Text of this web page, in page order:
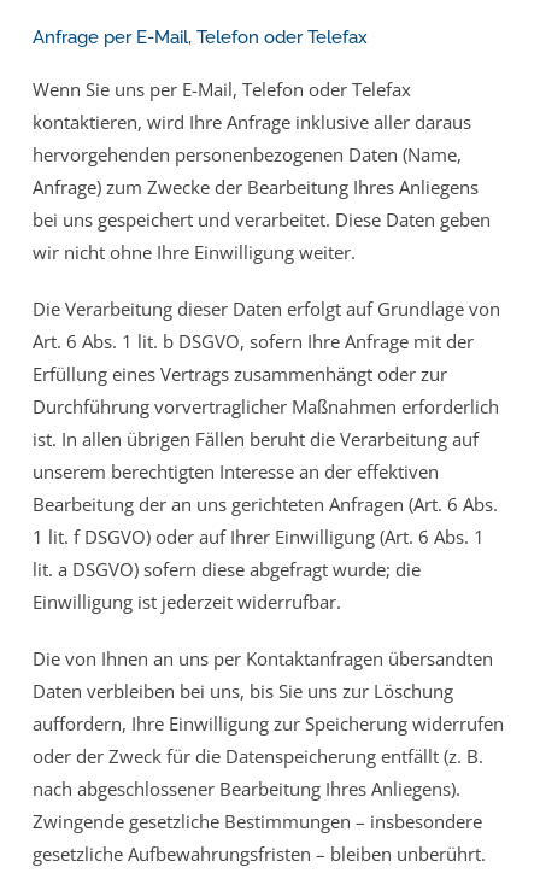
Anfrage per E-Mail, Telefon oder Telefax
Wenn Sie uns per E-Mail, Telefon oder Telefax
kontaktieren, wird Ihre Anfrage inklusive aller daraus
hervorgehenden personenbezogenen Daten (Name,
Anfrage) zum Zwecke der Bearbeitung Ihres Anliegens
bei uns gespeichert und verarbeitet. Diese Daten geben
wir nicht ohne Ihre Einwilligung weiter.
Die Verarbeitung dieser Daten erfolgt auf Grundlage von
Art. 6 Abs. 1 lit. b DSGVO, sofern Ihre Anfrage mit der
Erfüllung eines Vertrags zusammenhängt oder zur
Durchführung vorvertraglicher Maßnahmen erforderlich
ist. In allen übrigen Fällen beruht die Verarbeitung auf
unserem berechtigten Interesse an der effektiven
Bearbeitung der an uns gerichteten Anfragen (Art. 6 Abs.
1 lit. f DSGVO) oder auf Ihrer Einwilligung (Art. 6 Abs. 1
lit. a DSGVO) sofern diese abgefragt wurde; die
Einwilligung ist jederzeit widerrufbar.
Die von Ihnen an uns per Kontaktanfragen übersandten
Daten verbleiben bei uns, bis Sie uns zur Löschung
auffordern, Ihre Einwilligung zur Speicherung widerrufen
oder der Zweck für die Datenspeicherung entfällt (z. B.
nach abgeschlossener Bearbeitung Ihres Anliegens).
Zwingende gesetzliche Bestimmungen – insbesondere
gesetzliche Aufbewahrungsfristen – bleiben unberührt.